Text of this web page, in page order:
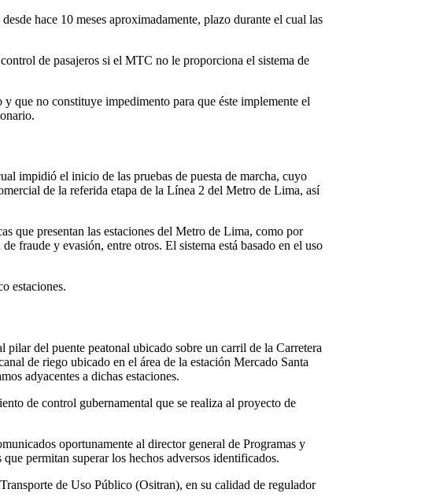
hace 10 meses aproximadamente, plazo durante el cual las
de pasajeros si el MTC no le proporciona el sistema de
que no constituye impedimento para que éste implemente el
impidió el inicio de las pruebas de puesta de marcha, cuyo
de la referida etapa de la Línea 2 del Metro de Lima, así
que presentan las estaciones del Metro de Lima, como por
fraude y evasión, entre otros. El sistema está basado en el uso
estaciones.
del puente peatonal ubicado sobre un carril de la Carretera
de riego ubicado en el área de la estación Mercado Santa
adyacentes a dichas estaciones.
de control gubernamental que se realiza al proyecto de
oportunamente al director general de Programas y
permitan superar los hechos adversos identificados.
de Uso Público (Ositran), en su calidad de regulador